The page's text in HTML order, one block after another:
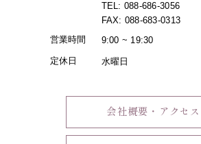
TEL: 088-686-3056
FAX: 088-683-0313
営業時間
9:00 ~ 19:30
定休日 水曜日
会社概要・アクセス